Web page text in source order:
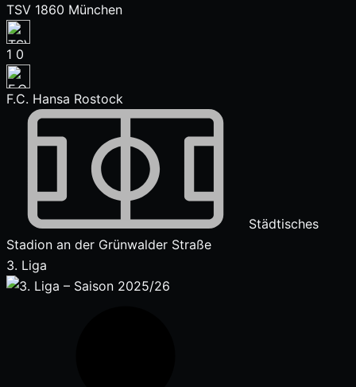
TSV 1860 München
1 0
F.C. Hansa Rostock
Städtisches
Stadion an der Grünwalder Straße
3. Liga